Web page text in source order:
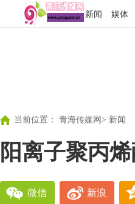
新闻 娱体
当前位置： 青海传媒网 > 新闻
阳离子聚丙
微信 新浪